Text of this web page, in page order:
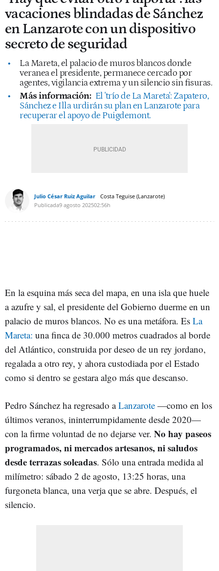
vacaciones blindadas de Sánchez
en Lanzarote con un dispositivo
secreto de seguridad
La Mareta, el palacio de muros blancos donde
veranea el presidente, permanece cercado por
agentes, vigilancia extrema y un silencio sin fisuras.
Más información: El 'trío de La Mareta': Zapatero,
Sánchez e Illa urdirán su plan en Lanzarote para
recuperar el apoyo de Puigdemont.
Julio César Ruiz Aguilar
Costa Teguise (Lanzarote)
Publicada9 agosto 202502:56h
En la esquina más seca del mapa, en una isla que huele
a azufre y sal, el presidente del Gobierno duerme en un
palacio de muros blancos. No es una metáfora. Es La
Mareta: una finca de 30.000 metros cuadrados al borde
del Atlántico, construida por deseo de un rey jordano,
regalada a otro rey, y ahora custodiada por el Estado
como si dentro se gestara algo más que descanso.
Pedro Sánchez ha regresado aLanzarote —como en los
últimos veranos, ininterrumpidamente desde 2020—
con la firme voluntad de no dejarse ver. No hay paseos
programados, ni mercados artesanos, ni saludos
desde terrazas soleadas. Sólo una entrada medida al
milímetro: sábado 2 de agosto, 13:25 horas, una
furgoneta blanca, una verja que se abre. Después, el
silencio.